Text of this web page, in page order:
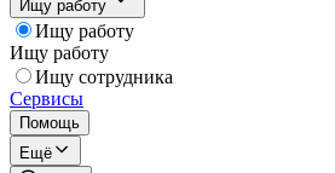
Ищу работу
Ищу работу
Ищу работу
Ищу сотрудника
Сервисы
Помощь
Ещё